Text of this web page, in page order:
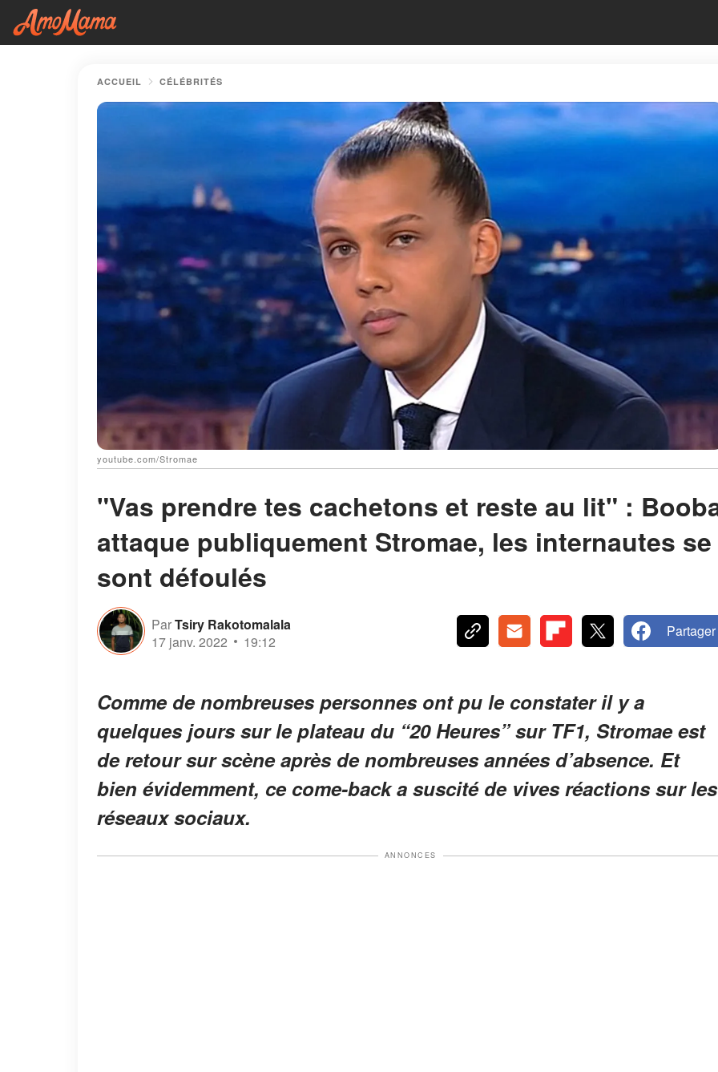
ACCUEIL CÉLÉBRITÉS
youtube.com/Stromae
"Vas prendre tes cachetons et reste au lit" :
attaque publiquement Stromae, les internautes se
sont défoulés
ParTsiry Rakotomalala
17 janv. 2022
19:12
Partager
Comme de nombreuses personnes ont pu le constater il y a
quelques jours sur le plateau du “20 Heures” sur TF1, Stromae est
de retour sur scène après de nombreuses années d’absence. Et
bien évidemment, ce come-back a suscité de vives réactions sur les
réseaux sociaux.
ANNONCES